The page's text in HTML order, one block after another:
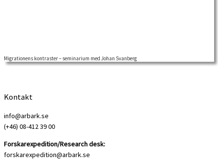
Migrationens kontraster – seminarium med Johan Svanberg
Kontakt
info@arbark.se
(+46) 08-412 39 00
Forskarexpedition/Research desk:
forskarexpedition@arbark.se